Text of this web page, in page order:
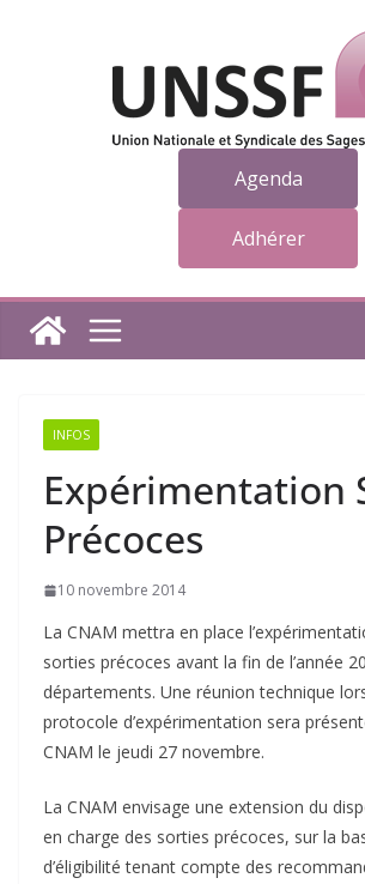
Agenda
Adhérer
INFOS
Expérimentation
Précoces
10 novembre 2014
La CNAM mettra en place
sorties précoces avant la fin de l’année
départements. Une réunion technique
protocole d’expérimentation sera
CNAM le jeudi 27 novembre.
La CNAM envisage une extension du
en charge des sorties précoces, sur la
d’éligibilité tenant compte des